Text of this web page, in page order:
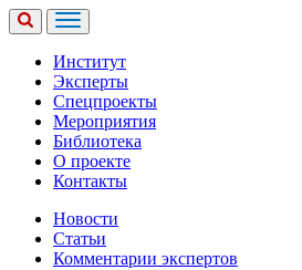
Институт
Эксперты
Спецпроекты
Мероприятия
Библиотека
О проекте
Контакты
Новости
Статьи
Комментарии экспертов